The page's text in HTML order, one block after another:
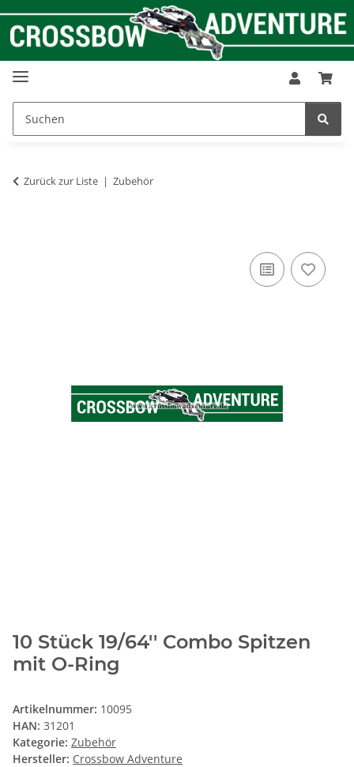
Zurück zur Liste Zubehör
10 Stück 19/64'' Combo Spitzen
mit O-Ring
Artikelnummer: 10095
HAN: 31201
Kategorie: Zubehör
Hersteller: Crossbow Adventure